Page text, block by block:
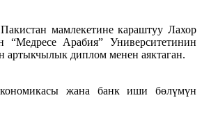
мамлекетине караштуу Лахор
“Медресе Арабия” Университетинин
артыкчылык диплом менен аяктаган.
жана банк иши бөлүмүн